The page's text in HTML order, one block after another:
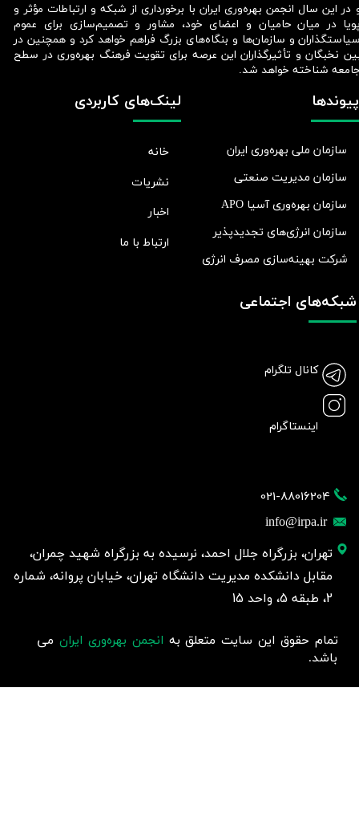
021-88016204
info@irpa.ir
تهران، بزرگراه جلال احمد، نرسیده به بزرگراه شهید چمران،
مقابل دانشکده مدیریت دانشگاه تهران، خیابان پروانه، شماره
2، طبقه 5، واحد 15
لینک‌های کاربردی
خانه
نشریات
اخبار
ارتباط با ما
پیوندها
سازمان ملی بهره‌وری ایران
سازمان مدیریت صنعتی
سازمان بهره‌وری آسیا APO
سازمان انرژی‌های تجدیدپذیر
شرکت بهينه‌سازی مصرف انرژی
شبکه‌های اجتماعی
کانال تلگرام
اینستاگرام
تمام حقوق این سایت متعلق به انجمن بهره‌وری ایران می
باشد.
در این سال انجمن بهره‌وری ایران با برخورداری از شبکه و ارتباطات مؤثر و
در میان حامیان و اعضای خود، مشاور و تصمیم‌سازی برای عموم
و سازمان‌ها و بنگاه‌های بزرگ فراهم خواهد کرد و همچنین در
نخبگان و تأثیرگذاران این عرصه برای تقویت فرهنگ بهره‌وری در سطح
شناخته خواهد شد.​​​​​​​